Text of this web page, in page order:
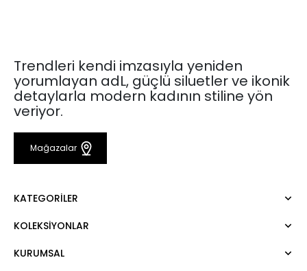
Trendleri kendi imzasıyla yeniden
yorumlayan adL, güçlü siluetler ve ikonik
detaylarla modern kadının stiline yön
veriyor.
Mağazalar
KATEGORILER
Elbise
KOLEKSIYONLAR
Mert Aslan
KURUMSAL